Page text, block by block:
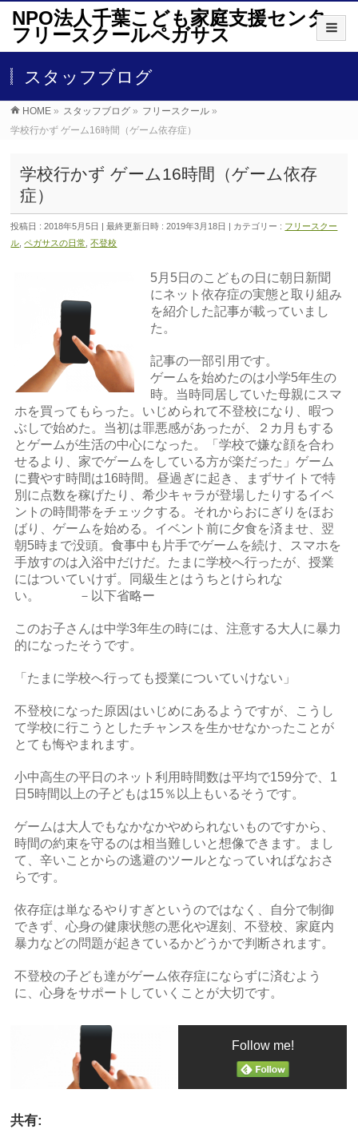
NPO法人千葉こども家庭支援センター
フリースクールペガサス
スタッフブログ
HOME » スタッフブログ » フリースクール »
学校行かず ゲーム16時間（ゲーム依存症）
学校行かず ゲーム16時間（ゲーム依存
症）
投稿日 : 2018年5月5日 最終更新日時 : 2019年3月18日 カテゴリー : フリースクー
ル ,ペガサスの日常 ,不登校
5月5日のこどもの日に朝日新聞
にネット依存症の実態と取り組み
を紹介した記事が載っていまし
た。
記事の一部引用です。
ゲームを始めたのは小学5年生の
時。当時同居していた母親にスマ
ホを買ってもらった。いじめられて不登校になり、暇つ
ぶしで始めた。当初は罪悪感があったが、２カ月もする
とゲームが生活の中心になった。「学校で嫌な顔を合わ
せるより、家でゲームをしている方が楽だった」ゲーム
に費やす時間は16時間。昼過ぎに起き、まずサイトで特
別に点数を稼げたり、希少キャラが登場したりするイベ
ントの時間帯をチェックする。それからおにぎりをほお
ばり、ゲームを始める。イベント前に夕食を済ませ、翌
朝5時まで没頭。食事中も片手でゲームを続け、スマホを
手放すのは入浴中だけだ。たまに学校へ行ったが、授業
にはついていけず。同級生とはうちとけられな
い。 －以下省略ー
このお子さんは中学3年生の時には、注意する大人に暴力
的になったそうです。
「たまに学校へ行っても授業についていけない」
不登校になった原因はいじめにあるようですが、こうし
て学校に行こうとしたチャンスを生かせなかったことが
とても悔やまれます。
小中高生の平日のネット利用時間数は平均で159分で、1
日5時間以上の子どもは15％以上もいるそうです。
ゲームは大人でもなかなかやめられないものですから、
時間の約束を守るのは相当難しいと想像できます。まし
て、辛いことからの逃避のツールとなっていればなおさ
らです。
依存症は単なるやりすぎというのではなく、自分で制御
できず、心身の健康状態の悪化や遅刻、不登校、家庭内
暴力などの問題が起きているかどうかで判断されます。
不登校の子ども達がゲーム依存症にならずに済むよう
に、心身をサポートしていくことが大切です。
Follow me!
共有: